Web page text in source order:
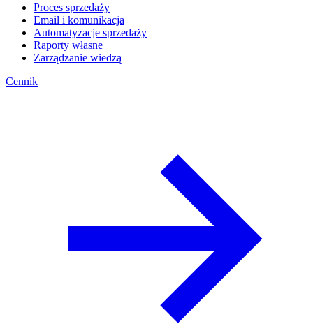
Proces sprzedaży
Email i komunikacja
Automatyzacje sprzedaży
Raporty własne
Zarządzanie wiedzą
Cennik